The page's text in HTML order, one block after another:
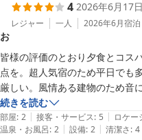
4 2026年6月17日
レジャー 一人 2026年6月宿泊
お
皆様の評価のとおり夕食とコス
点を。超人気宿のため平日でも
厳しい。風情ある建物のため音
ばかりでしたので、問題ではな
う気を遣います。従って、久し
は全く向きません。コスパ重視
続きを読む
部屋: 2 | 接客・サービス: 5 | ロケー
温泉・お風呂: 2 | 設備: 2 | 清潔さ: 4